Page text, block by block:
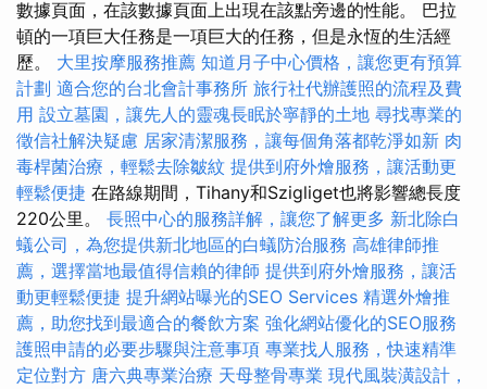
數據頁面，在該數據頁面上出現在該點旁邊的性能。 巴拉
頓的一項巨大任務是一項巨大的任務，但是永恆的生活經
歷。 大里按摩服務推薦 知道月子中心價格，讓您更有預算
計劃 適合您的台北會計事務所 旅行社代辦護照的流程及費
用 設立墓園，讓先人的靈魂長眠於寧靜的土地 尋找專業的
徵信社解決疑慮 居家清潔服務，讓每個角落都乾淨如新 肉
毒桿菌治療，輕鬆去除皺紋 提供到府外燴服務，讓活動更
輕鬆便捷 在路線期間，Tihany和Szigliget也將影響總長度
220公里。 長照中心的服務詳解，讓您了解更多 新北除白
蟻公司，為您提供新北地區的白蟻防治服務 高雄律師推
薦，選擇當地最值得信賴的律師 提供到府外燴服務，讓活
動更輕鬆便捷 提升網站曝光的SEO Services 精選外燴推
薦，助您找到最適合的餐飲方案 強化網站優化的SEO服務
護照申請的必要步驟與注意事項 專業找人服務，快速精準
定位對方 唐六典專業治療 天母整骨專業 現代風裝潢設計，